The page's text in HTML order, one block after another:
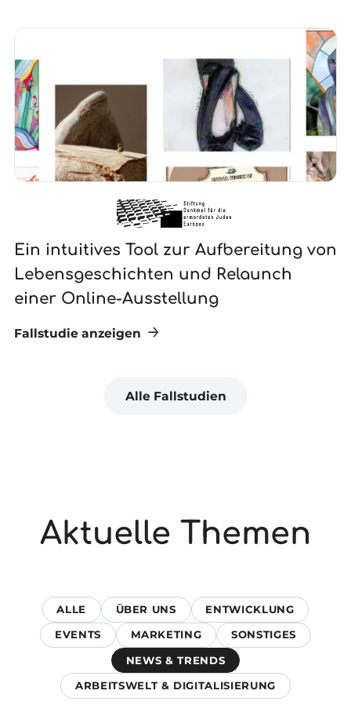
Ein intuitives Tool zur Aufbereitung von
Lebensgeschichten und Relaunch
einer Online-Ausstellung
Fallstudie anzeigen
Alle Fallstudien
Aktuelle Themen
ALLE ÜBER UNS ENTWICKLUNG
EVENTS MARKETING SONSTIGES
NEWS & TRENDS
ARBEITSWELT & DIGITALISIERUNG